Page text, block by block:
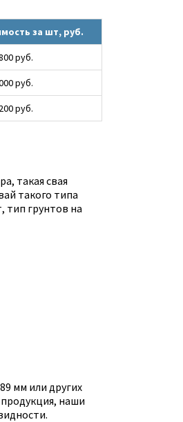
за шт, руб.
руб.
руб.
руб.
такая свая
такого типа
тип грунтов на
мм или других
наши